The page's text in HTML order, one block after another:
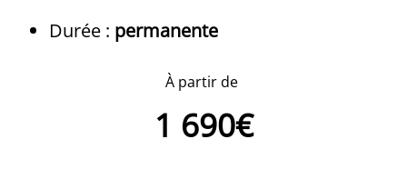
Durée : permanente
À partir de
1 690€